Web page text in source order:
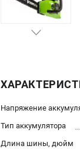
Напряжение
Тип аккумулятора
Длина шины, дюйм